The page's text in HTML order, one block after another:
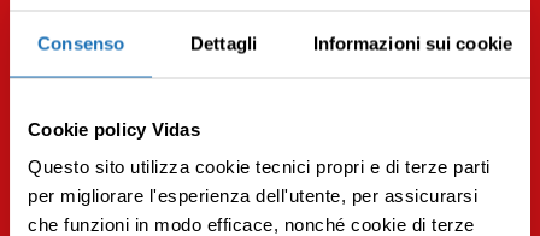
Consenso Dettagli Informazioni sui cookie
Cookie policy Vidas
Questo sito utilizza cookie tecnici propri e di terze parti
per migliorare l'esperienza dell'utente, per assicurarsi
che funzioni in modo efficace, nonché cookie di terze